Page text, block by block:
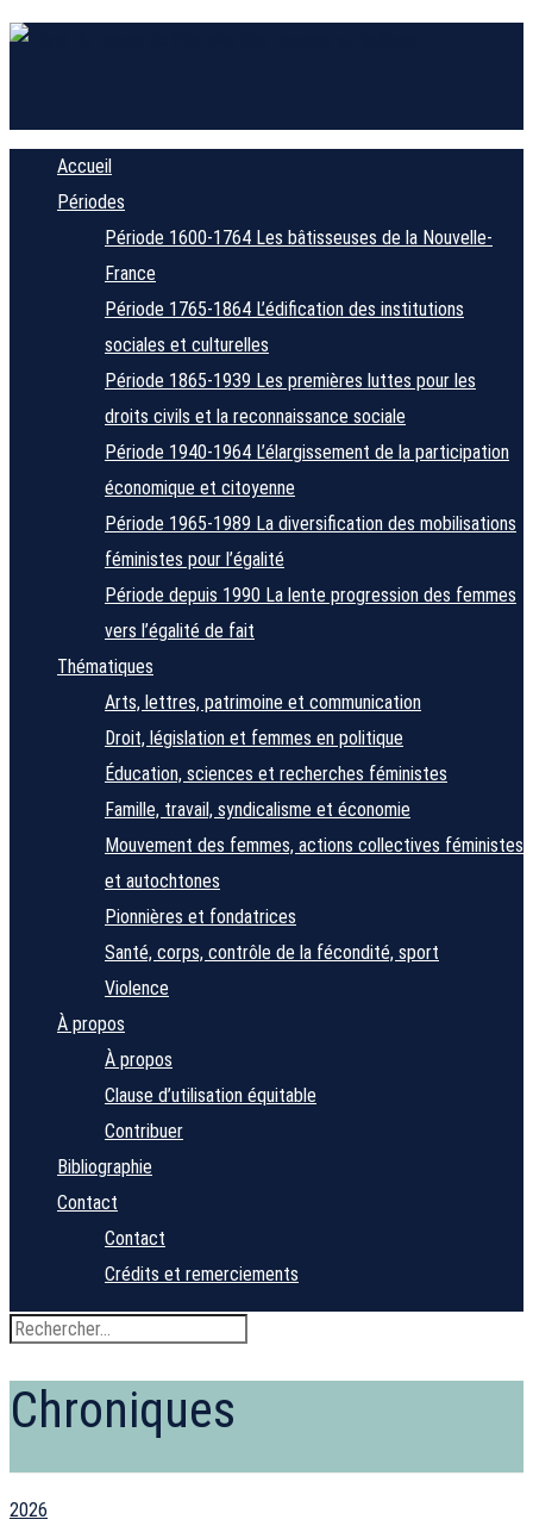
Accueil
Périodes
Période 1600-1764 Les bâtisseuses de la Nouvelle-
France
Période 1765-1864 L’édification des institutions
sociales et culturelles
Période 1865-1939 Les premières luttes pour les
droits civils et la reconnaissance sociale
Période 1940-1964 L’élargissement de la participation
économique et citoyenne
Période 1965-1989 La diversification des mobilisations
féministes pour l’égalité
Période depuis 1990 La lente progression des femmes
vers l’égalité de fait
Thématiques
Arts, lettres, patrimoine et communication
Droit, législation et femmes en politique
Éducation, sciences et recherches féministes
Famille, travail, syndicalisme et économie
Mouvement des femmes, actions collectives féministes
et autochtones
Pionnières et fondatrices
Santé, corps, contrôle de la fécondité, sport
Violence
À propos
À propos
Clause d’utilisation équitable
Contribuer
Bibliographie
Contact
Contact
Crédits et remerciements
Chroniques
2026